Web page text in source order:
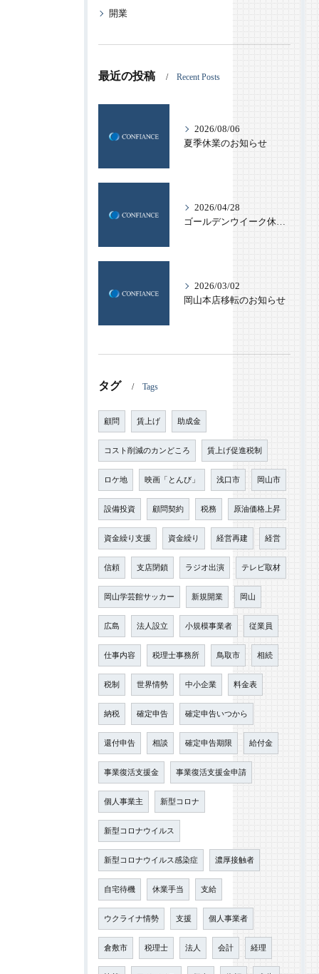
開業
最近の投稿 Recent Posts
2026/08/06
夏季休業のお知らせ
2026/04/28
ゴールデンウイーク休業のお知らせ
2026/03/02
岡山本店移転のお知らせ
タグ Tags
顧問 賃上げ 助成金
コスト削減のカンどころ 賃上げ促進税制
ロケ地 映画「とんび」 浅口市 岡山市
設備投資 顧問契約 税務 原油価格上昇
資金繰り支援 資金繰り 経営再建 経営
信頼 支店閉鎖 ラジオ出演 テレビ取材
岡山学芸館サッカー 新規開業 岡山
広島 法人設立 小規模事業者 従業員
仕事内容 税理士事務所 鳥取市 相続
税制 世界情勢 中小企業 料金表
納税 確定申告 確定申告いつから
還付申告 相談 確定申告期限 給付金
事業復活支援金 事業復活支援金申請
個人事業主 新型コロナ
新型コロナウイルス
新型コロナウイルス感染症 濃厚接触者
自宅待機 休業手当 支給
ウクライナ情勢 支援 個人事業者
倉敷市 税理士 法人 会計 経理